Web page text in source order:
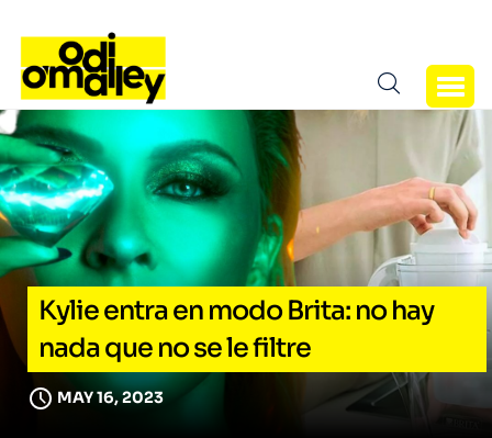
Kylie entra en modo Brita: no hay
nada que no se le filtre
MAY 16, 2023